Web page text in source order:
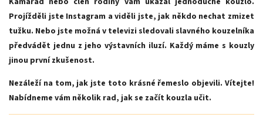
Projížděli jste Instagram a viděli jste, jak někdo nechat zmizet
tužku. Nebo jste možná v televizi sledovali slavného kouzelníka
předvádět jednu z jeho výstavních iluzí. Každý máme s kouzly
jinou první zkušenost.
Nezáleží na tom, jak jste toto krásné řemeslo objevili. Vítejte!
Nabídneme vám několik rad, jak se začít kouzla učit.